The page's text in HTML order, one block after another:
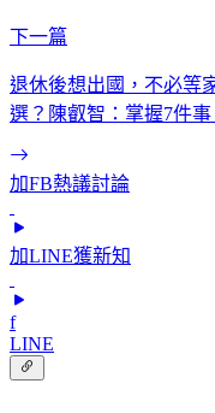
下一篇
退休後想出國，不必等
選？陳叡智：掌握7件
加FB熱議討論
加LINE獲新知
f
LINE